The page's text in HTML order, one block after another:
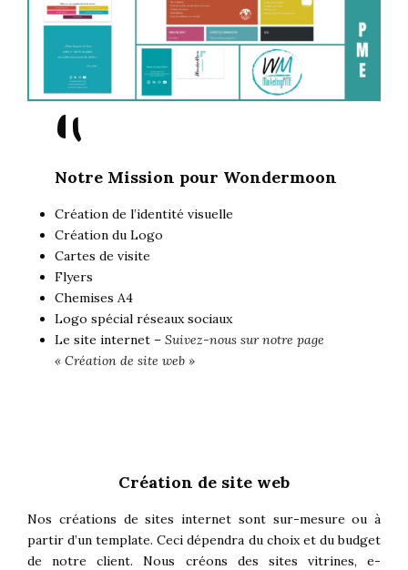
"
Notre Mission pour Wondermoon
Création de l’identité visuelle
Création du Logo
Cartes de visite
Flyers
Chemises A4
Logo spécial réseaux sociaux
Le site internet – Suivez-nous sur notre page
« Création de site web »
Création de site web
Nos créations de sites internet sont sur-mesure ou à
partir d’un template. Ceci dépendra du choix et du budget
de notre client. Nous créons des sites vitrines, e-